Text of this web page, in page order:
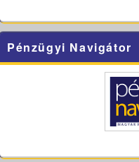
Pénzügyi Navigátor